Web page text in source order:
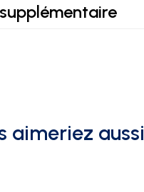
aimeriez aussi